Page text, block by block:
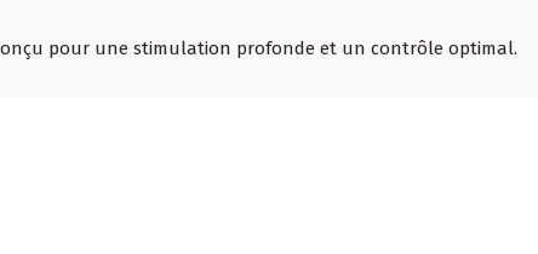
pour une stimulation profonde et un contrôle optimal.